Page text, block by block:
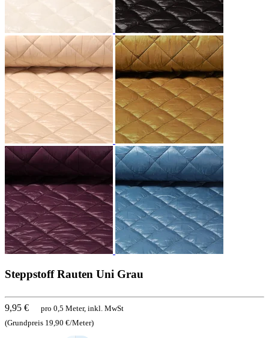
Steppstoff Rauten Uni Grau
9,95 €
pro 0,5 Meter, inkl. MwSt
(Grundpreis 19,90 €/Meter)